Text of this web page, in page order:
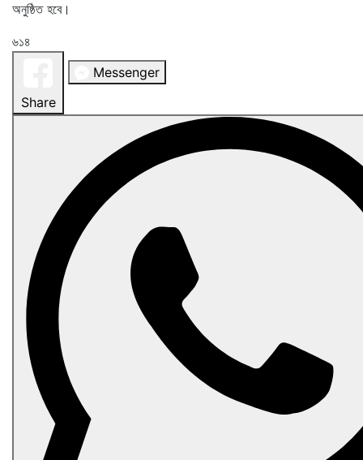
অনুষ্ঠিত হবে।
৬১৪
Share
Messenger